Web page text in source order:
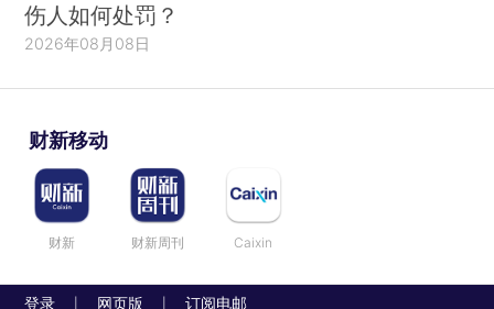
伤人如何处罚？
2026年08月08日
财新移动
财新 财新周刊 Caixin
登录 网页版 订阅电邮